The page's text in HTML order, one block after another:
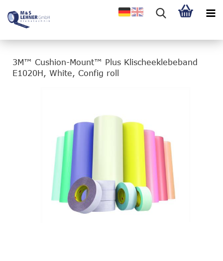
3M™ Cushion-Mount™ Plus Klischeeklebeband
E1020H, White, Config roll